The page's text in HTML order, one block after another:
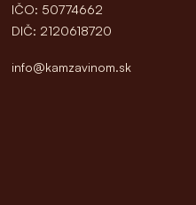
IČO: 50774662
DIČ: 2120618720
info@kamzavinom.sk